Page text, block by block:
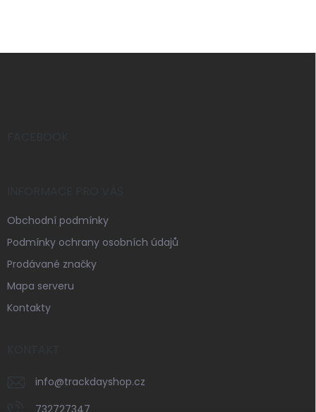
Obchodní podmínky
Podmínky ochrany osobních údajů
Prodávané značky
Mapa serveru
Kontakty
info@trackdayshop.cz